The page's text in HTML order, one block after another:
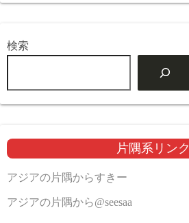
検索
片隅系リンク
アジアの片隅からすきー
アジアの片隅から@seesaa